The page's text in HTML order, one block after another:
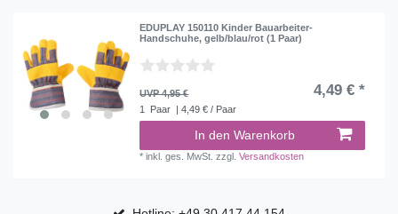
EDUPLAY 150110 Kinder Bauarbeiter-
Handschuhe, gelb/blau/rot (1 Paar)
UVP 4,95 € 4,49 € *
1 Paar | 4,49 € / Paar
In den Warenkorb
*inkl. ges. MwSt. zzgl.Versandkosten